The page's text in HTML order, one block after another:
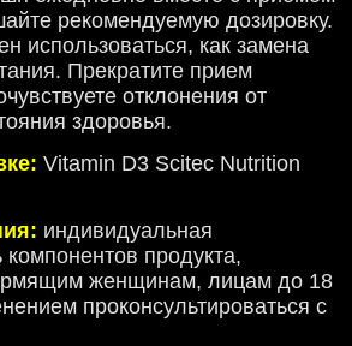
рекомендуемую дозировку.
использоваться, как замена
Прекратите прием
отклонения от
здоровья.
Vitamin D3 Scitec Nutrition
индивидуальная
продукта,
женщинам, лицам до 18
проконсультироваться с